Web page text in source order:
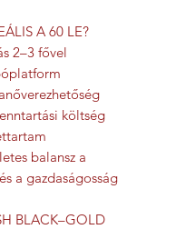
A 60 LE?
2–3 fővel
költség
balansz a
a gazdaságosság
BLACK–GOLD